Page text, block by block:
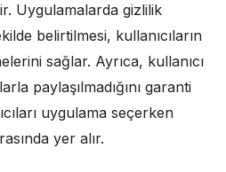
Uygulamalarda gizlilik
belirtilmesi, kullanıcıların
sağlar. Ayrıca, kullanıcı
paylaşılmadığını garanti
uygulama seçerken
yer alır.